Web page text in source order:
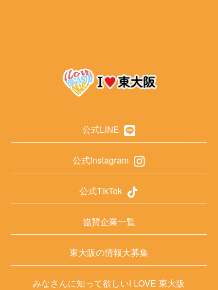
公式LINE
公式Instagram
公式TikTok
協賛企業一覧
東大阪の情報大募集
みなさんに知って欲しいI LOVE 東大阪